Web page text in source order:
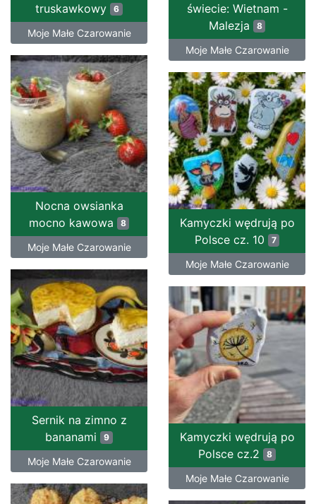
truskawkowy 6
Moje Małe Czarowanie
świecie: Wietnam -
Malezja
8
Moje Małe Czarowanie
Nocna owsianka
mocno kawowa
8
Moje Małe Czarowanie
Kamyczki wędrują po
Polsce cz. 10
7
Moje Małe Czarowanie
Sernik na zimno z
bananami 9
Moje Małe Czarowanie
Kamyczki wędrują po
Polsce cz.2 8
Moje Małe Czarowanie